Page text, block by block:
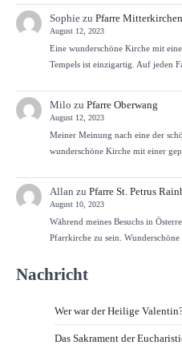
Sophiezu Pfarre Mitterkirchen
August 12, 2023
Eine wunderschöne Kirche mit
Tempels ist einzigartig. Auf jeden
Milo zu Pfarre Oberwang
August 12, 2023
Meiner Meinung nach eine der
wunderschöne Kirche mit einer
Allan zu Pfarre St. Petrus
August 10, 2023
Während meines Besuchs in
Pfarrkirche zu sein.
Nachricht
Wer war der Heilige
Das Sakrament der